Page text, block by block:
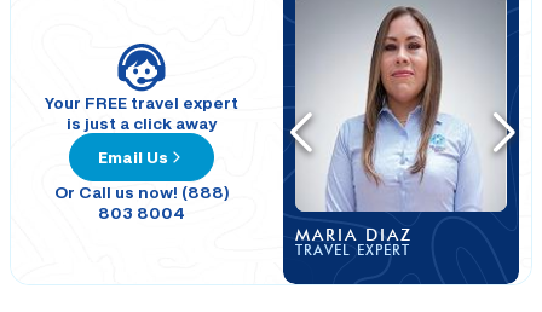
Your FREE travel expert
is just a click away
Email Us
Or Call us now! (888)
803 8004
MARIA DIAZ
TRAVEL EXPERT